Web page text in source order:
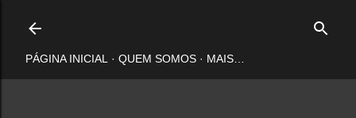
PÁGINA INICIAL QUEM SOMOS MAIS…